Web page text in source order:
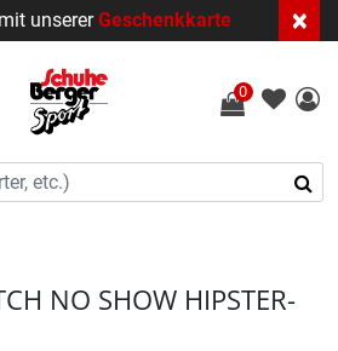
unsererGeschenkkarte ×
0
NO SHOW HIPSTER-